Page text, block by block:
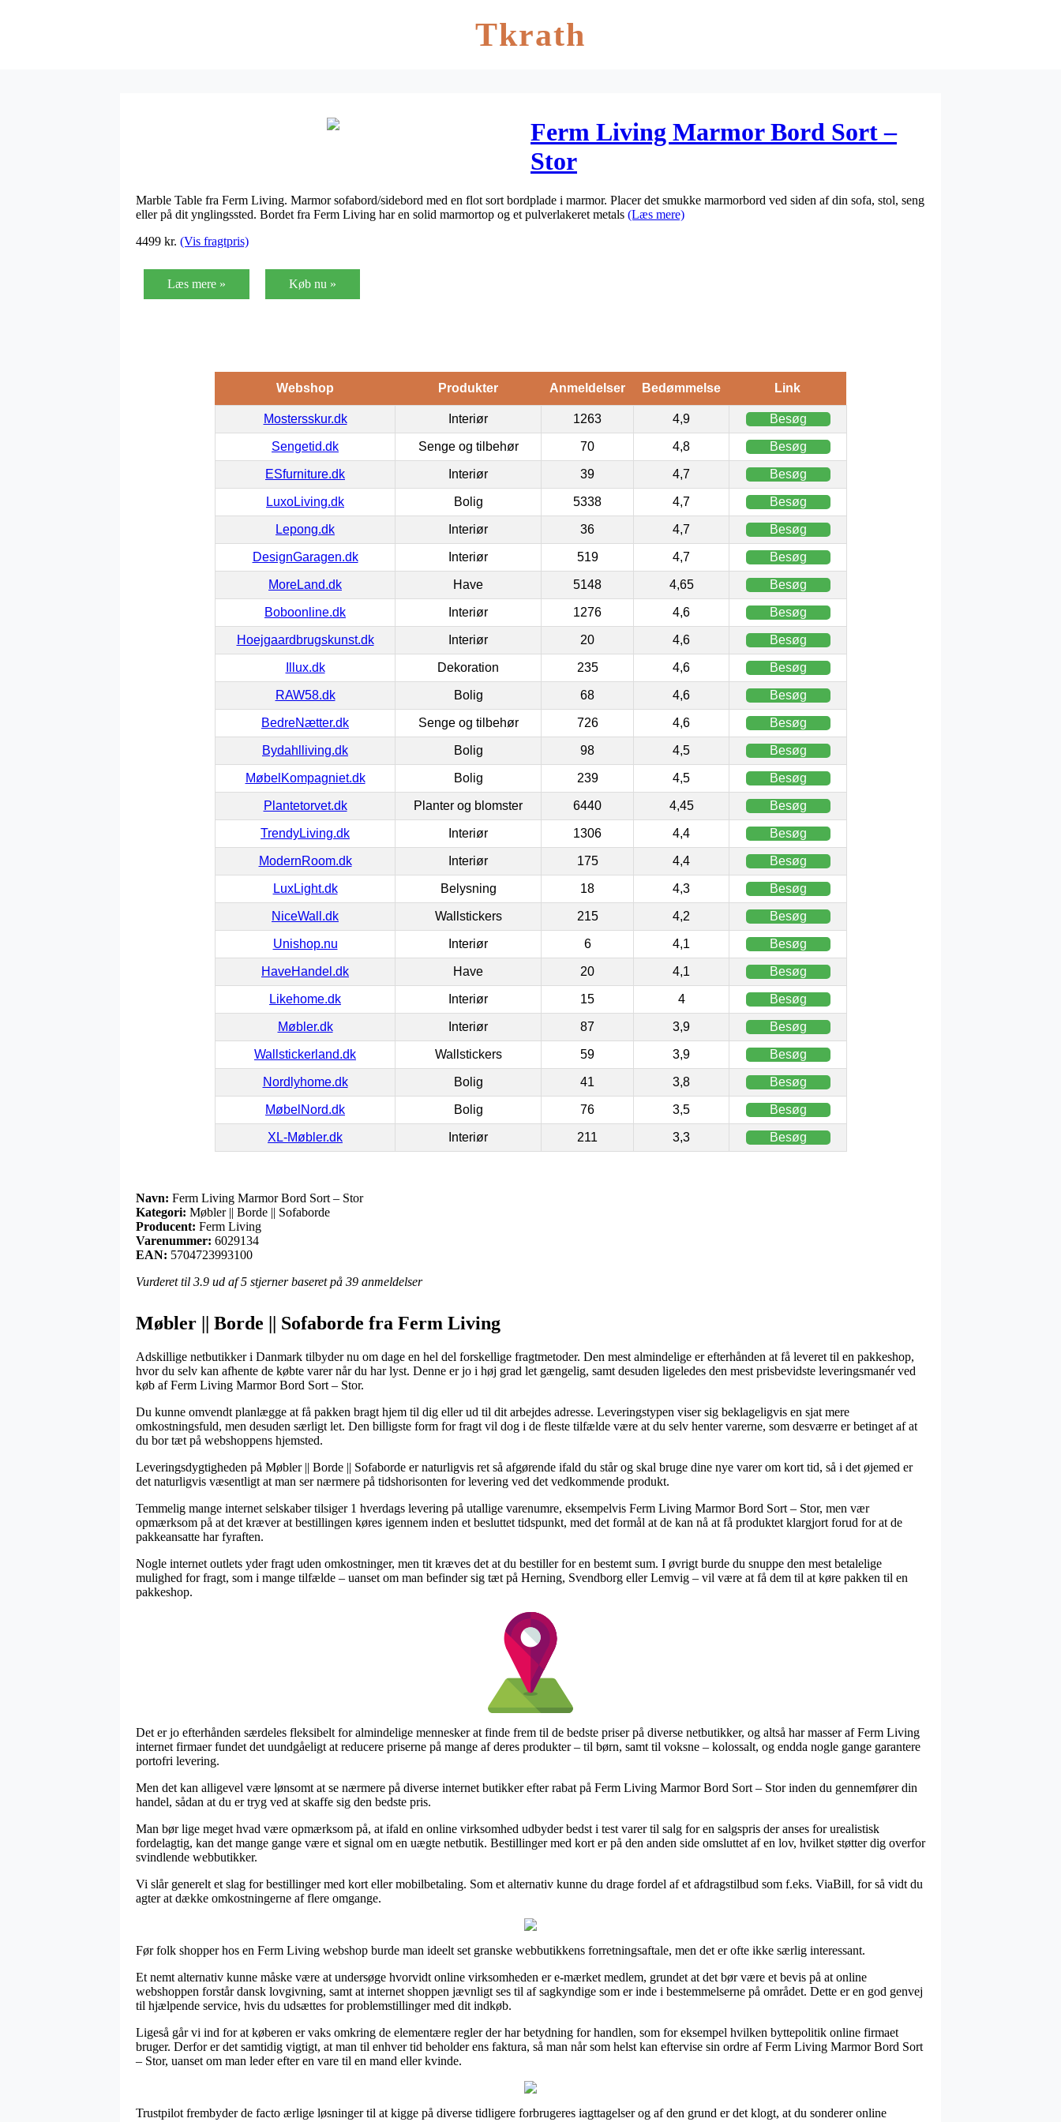
Tkrath
Ferm Living Marmor Bord Sort –
Stor
Marble Table fra Ferm Living. Marmor sofabord/sidebord med en flot sort bordplade i marmor. Placer det smukke marmorbord ved siden af din sofa, stol, seng
eller på dit ynglingssted. Bordet fra Ferm Living har en solid marmortop og et pulverlakeret metals (Læs mere)
4499 kr. (Vis fragtpris)
Læs mere » Køb nu »
Webshop Produkter Anmeldelser Bedømmelse Link
Mostersskur.dk Interiør 1263 4,9 Besøg
Sengetid.dk Senge og tilbehør 70 4,8 Besøg
ESfurniture.dk Interiør 39 4,7 Besøg
LuxoLiving.dk Bolig 5338 4,7 Besøg
Lepong.dk Interiør 36 4,7 Besøg
DesignGaragen.dk Interiør 519 4,7 Besøg
MoreLand.dk Have 5148 4,65 Besøg
Boboonline.dk Interiør 1276 4,6 Besøg
Hoejgaardbrugskunst.dk Interiør 20 4,6 Besøg
Illux.dk Dekoration 235 4,6 Besøg
RAW58.dk Bolig 68 4,6 Besøg
BedreNætter.dk Senge og tilbehør 726 4,6 Besøg
Bydahlliving.dk Bolig 98 4,5 Besøg
MøbelKompagniet.dk Bolig 239 4,5 Besøg
Plantetorvet.dk Planter og blomster 6440 4,45 Besøg
TrendyLiving.dk Interiør 1306 4,4 Besøg
ModernRoom.dk Interiør 175 4,4 Besøg
LuxLight.dk Belysning 18 4,3 Besøg
NiceWall.dk Wallstickers 215 4,2 Besøg
Unishop.nu Interiør 6 4,1 Besøg
HaveHandel.dk Have 20 4,1 Besøg
Likehome.dk Interiør 15 4 Besøg
Møbler.dk Interiør 87 3,9 Besøg
Wallstickerland.dk Wallstickers 59 3,9 Besøg
Nordlyhome.dk Bolig 41 3,8 Besøg
MøbelNord.dk Bolig 76 3,5 Besøg
XL-Møbler.dk Interiør 211 3,3 Besøg
Navn: Ferm Living Marmor Bord Sort – Stor
Kategori: Møbler || Borde || Sofaborde
Producent: Ferm Living
Varenummer: 6029134
EAN: 5704723993100
Vurderet til 3.9 ud af 5 stjerner baseret på 39 anmeldelser
Møbler || Borde || Sofaborde fra Ferm Living
Adskillige netbutikker i Danmark tilbyder nu om dage en hel del forskellige fragtmetoder. Den mest almindelige er efterhånden at få leveret til en pakkeshop,
hvor du selv kan afhente de købte varer når du har lyst. Denne er jo i høj grad let gængelig, samt desuden ligeledes den mest prisbevidste leveringsmanér ved
køb af Ferm Living Marmor Bord Sort – Stor.
Du kunne omvendt planlægge at få pakken bragt hjem til dig eller ud til dit arbejdes adresse. Leveringstypen viser sig beklageligvis en sjat mere
omkostningsfuld, men desuden særligt let. Den billigste form for fragt vil dog i de fleste tilfælde være at du selv henter varerne, som desværre er betinget af at
du bor tæt på webshoppens hjemsted.
Leveringsdygtigheden på Møbler || Borde || Sofaborde er naturligvis ret så afgørende ifald du står og skal bruge dine nye varer om kort tid, så i det øjemed er
det naturligvis væsentligt at man ser nærmere på tidshorisonten for levering ved det vedkommende produkt.
Temmelig mange internet selskaber tilsiger 1 hverdags levering på utallige varenumre, eksempelvis Ferm Living Marmor Bord Sort – Stor, men vær
opmærksom på at det kræver at bestillingen køres igennem inden et besluttet tidspunkt, med det formål at de kan nå at få produktet klargjort forud for at de
pakkeansatte har fyraften.
Nogle internet outlets yder fragt uden omkostninger, men tit kræves det at du bestiller for en bestemt sum. I øvrigt burde du snuppe den mest betalelige
mulighed for fragt, som i mange tilfælde – uanset om man befinder sig tæt på Herning, Svendborg eller Lemvig – vil være at få dem til at køre pakken til en
pakkeshop.
Det er jo efterhånden særdeles fleksibelt for almindelige mennesker at finde frem til de bedste priser på diverse netbutikker, og altså har masser af Ferm Living
internet firmaer fundet det uundgåeligt at reducere priserne på mange af deres produkter – til børn, samt til voksne – kolossalt, og endda nogle gange garantere
portofri levering.
Men det kan alligevel være lønsomt at se nærmere på diverse internet butikker efter rabat på Ferm Living Marmor Bord Sort – Stor inden du gennemfører din
handel, sådan at du er tryg ved at skaffe sig den bedste pris.
Man bør lige meget hvad være opmærksom på, at ifald en online virksomhed udbyder bedst i test varer til salg for en salgspris der anses for urealistisk
fordelagtig, kan det mange gange være et signal om en uægte netbutik. Bestillinger med kort er på den anden side omsluttet af en lov, hvilket støtter dig overfor
svindlende webbutikker.
Vi slår generelt et slag for bestillinger med kort eller mobilbetaling. Som et alternativ kunne du drage fordel af et afdragstilbud som f.eks. ViaBill, for så vidt du
agter at dække omkostningerne af flere omgange.
Før folk shopper hos en Ferm Living webshop burde man ideelt set granske webbutikkens forretningsaftale, men det er ofte ikke særlig interessant.
Et nemt alternativ kunne måske være at undersøge hvorvidt online virksomheden er e-mærket medlem, grundet at det bør være et bevis på at online
webshoppen forstår dansk lovgivning, samt at internet shoppen jævnligt ses til af sagkyndige som er inde i bestemmelserne på området. Dette er en god genvej
til hjælpende service, hvis du udsættes for problemstillinger med dit indkøb.
Ligeså går vi ind for at køberen er vaks omkring de elementære regler der har betydning for handlen, som for eksempel hvilken byttepolitik online firmaet
bruger. Derfor er det samtidig vigtigt, at man til enhver tid beholder ens faktura, så man når som helst kan eftervise sin ordre af Ferm Living Marmor Bord Sort
– Stor, uanset om man leder efter en vare til en mand eller kvinde.
Trustpilot frembyder de facto ærlige løsninger til at kigge på diverse tidligere forbrugeres iagttagelser og af den grund er det klogt, at du sonderer online